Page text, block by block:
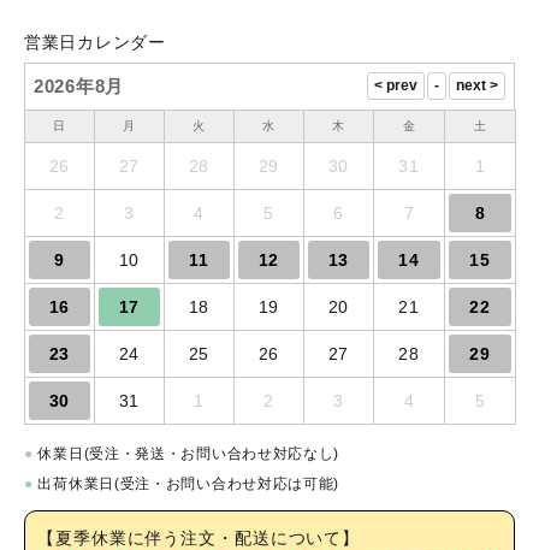
営業日カレンダー
2026年8月
日 月 火 水 木 金 土
26 27 28 29 30 31 1
2 3 4 5 6 7 8
9 10 11 12 13 14 15
16 17 18 19 20 21 22
23 24 25 26 27 28 29
30 31 1 2 3 4 5
● 休業日(受注・発送・お問い合わせ対応なし)
● 出荷休業日(受注・お問い合わせ対応は可能)
【夏季休業に伴う注文・配送について】